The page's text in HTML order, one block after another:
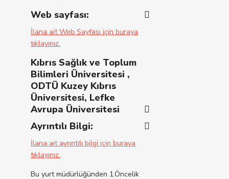
Web sayfası:
İlana ait Web Sayfası için buraya
tıklayınız.
Kıbrıs Sağlık ve Toplum
Bilimleri Üniversitesi ,
ODTÜ Kuzey Kıbrıs
Üniversitesi, Lefke
Avrupa Üniversitesi
Ayrıntılı Bilgi:
İlana ait ayrıntılı bilgi için buraya
tıklayınız.
Bu yurt müdürlüğünden 1.Öncelik